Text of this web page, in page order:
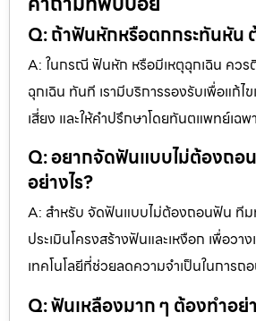
Q: ถ้าฟันหักหรือตกกระทันหัน
A: ในกรณี ฟันหัก หรือมีเหตุฉุกเฉิน คว
ฉุกเฉิน ทันที เรามีบริการรองรับเพื่อแก้ไ
เสี่ยง และให้คำปรึกษาโดยทันตแพทย์เฉพ
Q: อยากจัดฟันแบบไม่ต้องถอ
อย่างไร?
A: สำหรับ จัดฟันแบบไม่ต้องถอนฟัน ทีม
ประเมินโครงสร้างฟันและเหงือก เพื่อวา
เทคโนโลยีที่ช่วยลดความจำเป็นในการถ
Q: ฟันเหลืองมาก ๆ ต้องทำอย่